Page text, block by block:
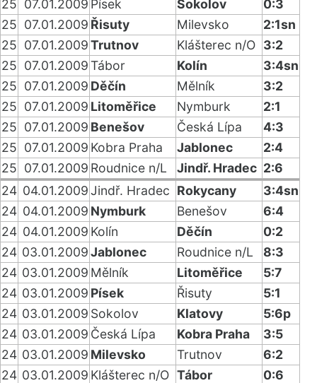
25 07.01.2009 Písek Sokolov
0:3
25 07.01.2009 Řisuty Milevsko
2:1sn
25 07.01.2009Trutnov Klášterec n/O 3:2
25 07.01.2009Tábor Kolín
3:4sn
25 07.01.2009 Děčín Mělník
3:2
25 07.01.2009 Litoměřice Nymburk
2:1
25 07.01.2009 Benešov Česká Lípa
4:3
25 07.01.2009 Kobra Praha Jablonec
2:4
25 07.01.2009 Roudnice n/L Jindř. Hradec 2:6
24 04.01.2009Jindř. Hradec Rokycany
3:4sn
24 04.01.2009 Nymburk Benešov
6:4
24 04.01.2009 Kolín Děčín
0:2
24 03.01.2009Jablonec Roudnice n/L
8:3
24 03.01.2009 Mělník Litoměřice
5:7
24 03.01.2009 Písek Řisuty
5:1
24 03.01.2009 Sokolov Klatovy
5:6p
24 03.01.2009 Česká Lípa Kobra Praha
3:5
24 03.01.2009 Milevsko Trutnov
6:2
24 03.01.2009 Klášterec n/O Tábor
0:6